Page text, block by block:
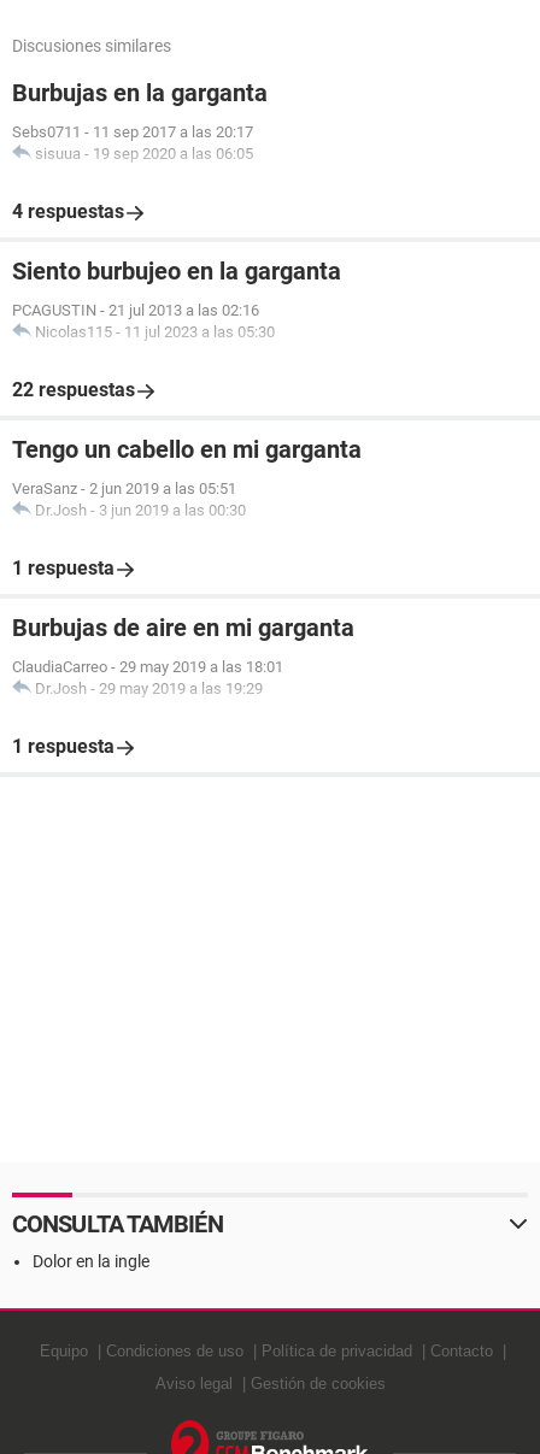
Discusiones similares
Burbujas en la garganta
Sebs0711 - 11 sep 2017 a las 20:17
sisuua - 19 sep 2020 a las 06:05
4 respuestas
Siento burbujeo en la garganta
PCAGUSTIN - 21 jul 2013 a las 02:16
Nicolas115 - 11 jul 2023 a las 05:30
22 respuestas
Tengo un cabello en mi garganta
VeraSanz - 2 jun 2019 a las 05:51
Dr.Josh - 3 jun 2019 a las 00:30
1 respuesta
Burbujas de aire en mi garganta
ClaudiaCarreo - 29 may 2019 a las 18:01
Dr.Josh - 29 may 2019 a las 19:29
1 respuesta
CONSULTA TAMBIÉN
Dolor en la ingle
Equipo Condiciones de uso Política de privacidad
Contacto
Aviso legal
Gestión de cookies